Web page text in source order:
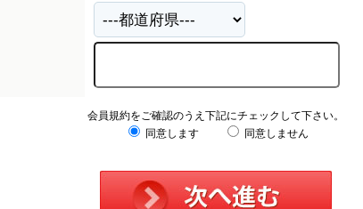
会員規約をご確認のうえ下記にチェックして下さい。
同意します
同意しません